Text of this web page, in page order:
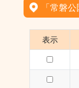
「常磐
表示